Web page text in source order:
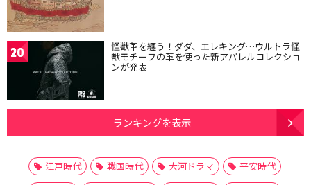
20 怪獣革を纏う！ダダ、エレキング…ウルトラ怪
獣モチーフの革を使った新アパレルコレクショ
ンが発表
ランキングを表示
江戸時代 戦国時代 大河ドラマ
平安時代